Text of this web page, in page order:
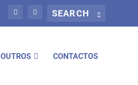
OUTROS CONTACTOS